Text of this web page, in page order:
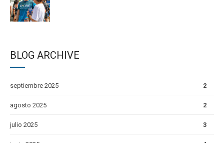
BLOG ARCHIVE
septiembre 2025 2
agosto 2025 2
julio 2025 3